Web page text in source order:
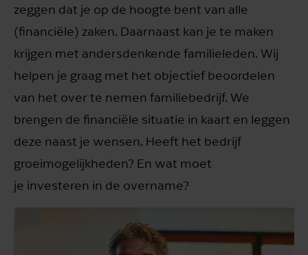
zeggen dat je op de hoogte bent van alle
(financiële) zaken. Daarnaast kan je te maken
krijgen met andersdenkende familieleden. Wij
helpen je graag met het objectief beoordelen
van het over te nemen familiebedrijf. We
brengen de financiële situatie in kaart en leggen
deze naast je wensen. Heeft het bedrijf
groeimogelijkheden? En wat moet
je investeren in de overname?